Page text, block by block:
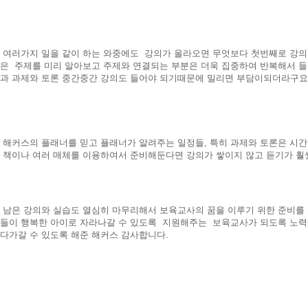
여러가지 일을 같이 하는 와중에도 강의가 올라오면 무엇보다 첫번째로 강
은 주제를 미리 알아보고 주제와 연결되는 부분은 더욱 집중하여 반복해서
과 과제와 토론 중간중간 강의도 들어야 되기때문에 밀리면 부담이되더라구요
해커스의 플래너를 믿고 플래너가 알려주는 일정들, 특히 과제와 토론은 시
책이나 여러 매체를 이용하여서 준비해둔다면 강의가 쌓이지 않고 듣기가
남은 강의와 실습도 열심히 마무리해서 보육교사의 꿈을 이루기 위한 준비
들이 행복한 아이로 자라나갈 수 있도록 지원해주는 보육교사가 되도록 노
다가갈 수 있도록 해준 해커스 감사합니다.